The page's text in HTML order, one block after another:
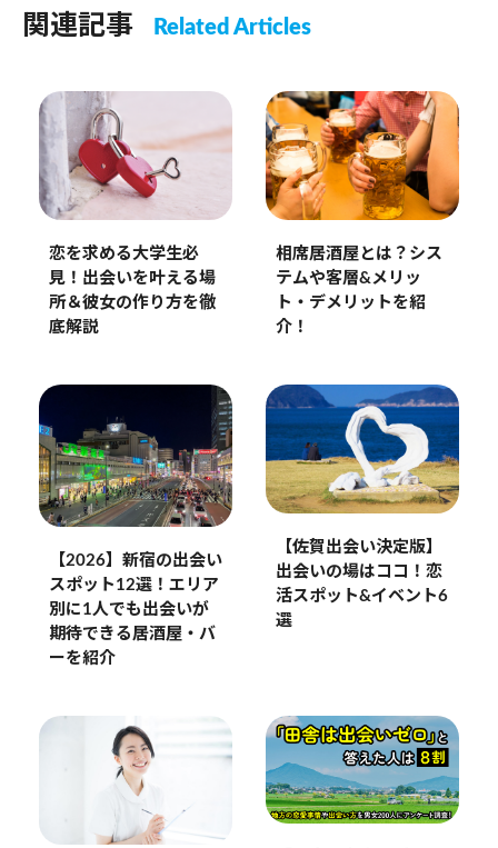
関連記事 Related Articles
恋を求める大学生必
見！出会いを叶える場
所＆彼女の作り方を徹
底解説
相席居酒屋とは？シス
テムや客層&メリッ
ト・デメリットを紹
介！
【2026】新宿の出会い
スポット12選！エリア
別に1人でも出会いが
期待できる居酒屋・バ
ーを紹介
【佐賀出会い決定版】
出会いの場はココ！恋
活スポット&イベント6
選